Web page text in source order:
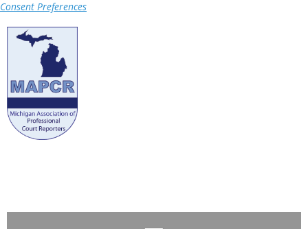
Consent Preferences